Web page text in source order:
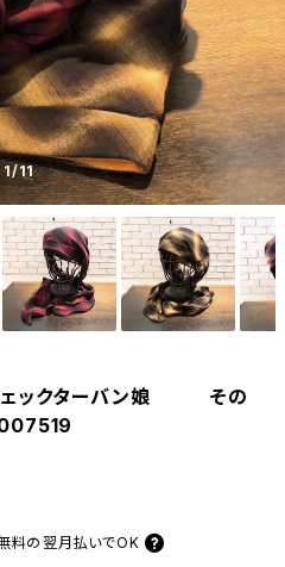
1/11
ェックターバン娘 その
料の 翌月払いでOK